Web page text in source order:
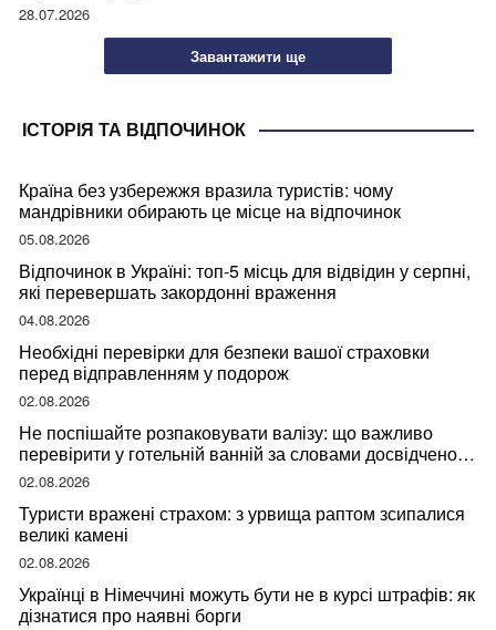
28.07.2026
Завантажити ще
ІСТОРІЯ ТА ВІДПОЧИНОК
Країна без узбережжя вразила туристів: чому
мандрівники обирають це місце на відпочинок
05.08.2026
Відпочинок в Україні: топ-5 місць для відвідин у серпні,
які перевершать закордонні враження
04.08.2026
Необхідні перевірки для безпеки вашої страховки
перед відправленням у подорож
02.08.2026
Не поспішайте розпаковувати валізу: що важливо
перевірити у готельній ванній за словами досвідченої
мандрівниці
02.08.2026
Туристи вражені страхом: з урвища раптом зсипалися
великі камені
02.08.2026
Українці в Німеччині можуть бути не в курсі штрафів: як
дізнатися про наявні борги